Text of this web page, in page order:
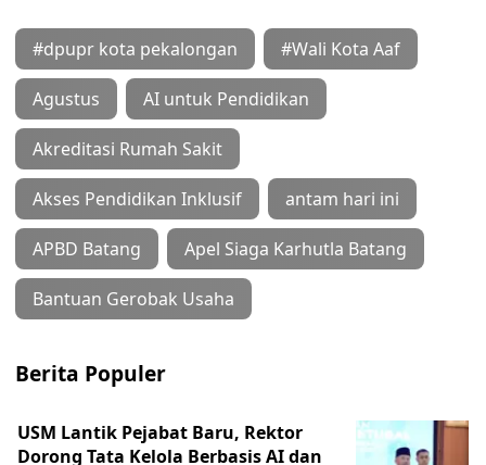
#dpupr kota pekalongan #Wali Kota Aaf
Agustus AI untuk Pendidikan
Akreditasi Rumah Sakit
Akses Pendidikan Inklusif antam hari ini
APBD Batang Apel Siaga Karhutla Batang
Bantuan Gerobak Usaha
Berita Populer
USM Lantik Pejabat Baru, Rektor
Dorong Tata Kelola Berbasis AI dan